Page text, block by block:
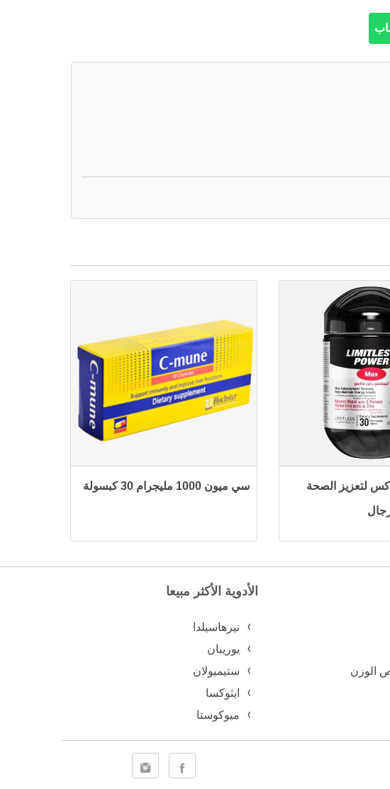
لتعزيز الصحة سي ميون 1000 مليجرام 30 كبسولة
الوزن
الأدوية الأكثر مبيعا
نيرهاسيلدا
يوريبان
ستيميولان
ايثوكسا
ميوكوستا